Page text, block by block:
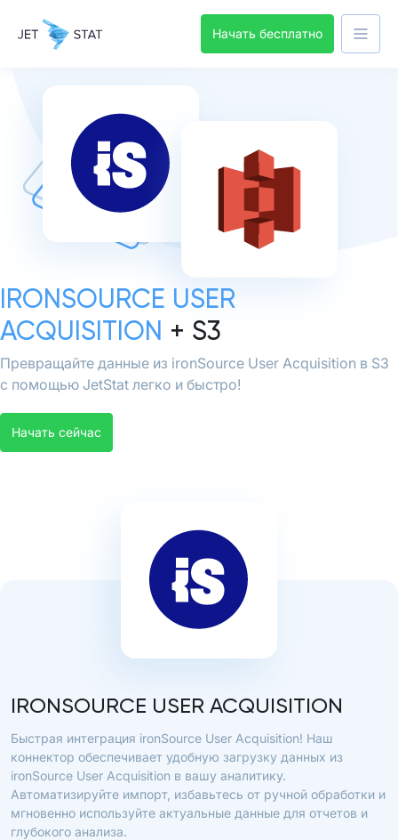
Начать бесплатно
IRONSOURCE USER
ACQUISITION + S3
Превращайте данные из ironSource User Acquisition в S3
с помощью JetStat легко и быстро!
Начать сейчас
IRONSOURCE USER ACQUISITION
Быстрая интеграция ironSource User Acquisition! Наш
коннектор обеспечивает удобную загрузку данных из
ironSource User Acquisition в вашу аналитику.
Автоматизируйте импорт, избавьтесь от ручной обработки и
мгновенно используйте актуальные данные для отчетов и
глубокого анализа.